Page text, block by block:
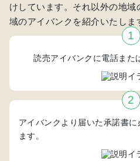
けしています。それ以外の地
域のアイバンクを紹介いたしま
読売アイバンクに電話また
アイバンクより届いた承諾書
ます。